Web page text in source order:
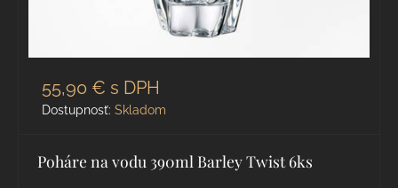
55,90 € s DPH
Dostupnosť: Skladom
Poháre na vodu 390ml Barley Twist 6ks